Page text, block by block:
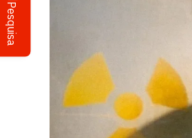
Pesquisa